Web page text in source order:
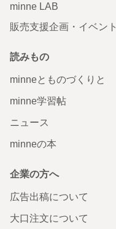
minne LAB
販売支援企画・イベント
読みもの
minneとものづくりと
minne学習帖
ニュース
minneの本
企業の方へ
広告出稿について
大口注文について